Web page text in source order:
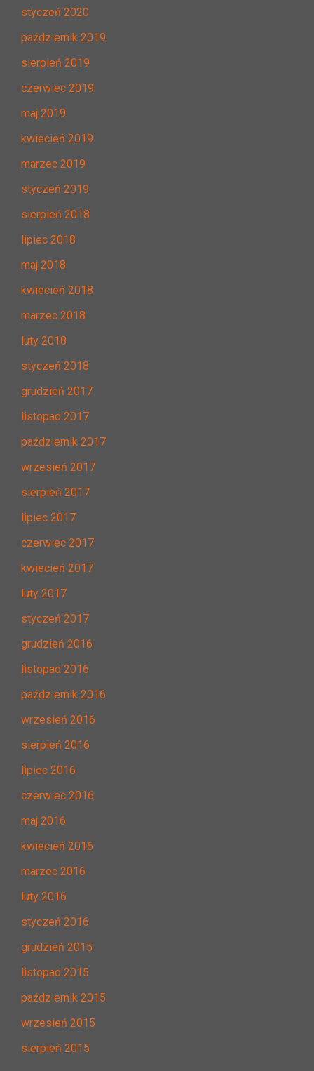
styczeń 2020
październik 2019
sierpień 2019
czerwiec 2019
maj 2019
kwiecień 2019
marzec 2019
styczeń 2019
sierpień 2018
lipiec 2018
maj 2018
kwiecień 2018
marzec 2018
luty 2018
styczeń 2018
grudzień 2017
listopad 2017
październik 2017
wrzesień 2017
sierpień 2017
lipiec 2017
czerwiec 2017
kwiecień 2017
luty 2017
styczeń 2017
grudzień 2016
listopad 2016
październik 2016
wrzesień 2016
sierpień 2016
lipiec 2016
czerwiec 2016
maj 2016
kwiecień 2016
marzec 2016
luty 2016
styczeń 2016
grudzień 2015
listopad 2015
październik 2015
wrzesień 2015
sierpień 2015